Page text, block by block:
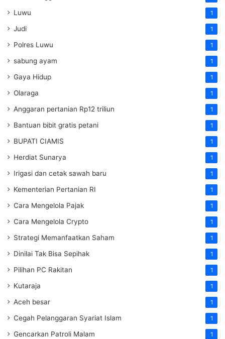
Luwu 1
Judi 1
Polres Luwu 1
sabung ayam 1
Gaya Hidup 1
Olaraga 1
Anggaran pertanian Rp12 triliun 1
Bantuan bibit gratis petani 1
BUPATI CIAMIS 1
Herdiat Sunarya 1
Irigasi dan cetak sawah baru 1
Kementerian Pertanian RI 1
Cara Mengelola Pajak 1
Cara Mengelola Crypto 1
Strategi Memanfaatkan Saham 1
Dinilai Tak Bisa Sepihak 1
Pilihan PC Rakitan 1
Kutaraja 1
Aceh besar 1
Cegah Pelanggaran Syariat Islam 1
Gencarkan Patroli Malam 1